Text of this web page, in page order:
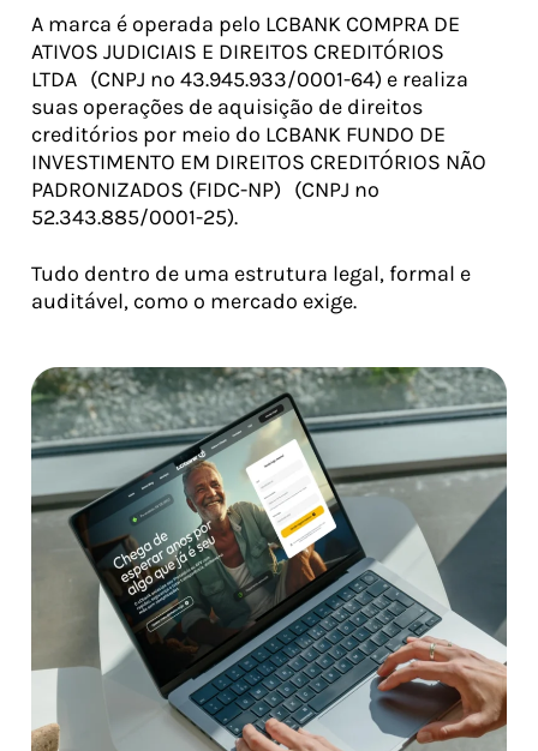
A marca é operada pelo LCBANK COMPRA DE
ATIVOS JUDICIAIS E DIREITOS CREDITÓRIOS
LTDA (CNPJ nº 43.945.933/0001-64) e realiza
suas operações de aquisição de direitos
creditórios por meio do LCBANK FUNDO DE
INVESTIMENTO EM DIREITOS CREDITÓRIOS NÃO
PADRONIZADOS (FIDC-NP) (CNPJ nº
52.343.885/0001-25).
Tudo dentro de uma estrutura legal, formal e
auditável, como o mercado exige.